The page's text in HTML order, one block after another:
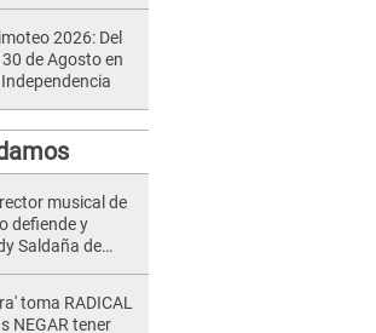
2026: Del
de Agosto en
musical de
defiende y
Saldaña de
toma RADICAL
NEGAR tener